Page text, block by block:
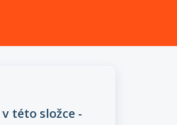
této složce -